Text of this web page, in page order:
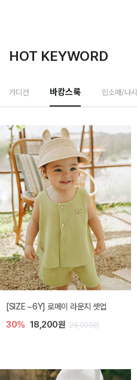
HOT KEYWORD
가디건 바캉스룩 민소매/나시
엘리오 아기 블라우스
40% 16,200원 27,000원